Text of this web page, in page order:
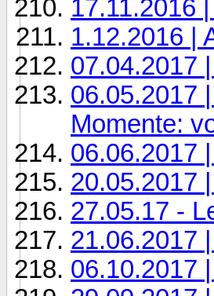
17.11.2016
1.12.2016 |
07.04.2017
06.05.2017
Momente:
06.06.2017
20.05.2017
27.05.17 -
21.06.2017
06.10.2017